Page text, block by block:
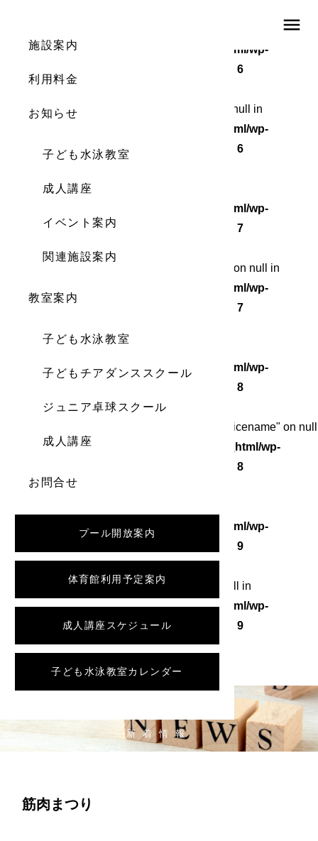
menu
施設案内
利用料金
お知らせ
子ども水泳教室
成人講座
イベント案内
関連施設案内
教室案内
子ども水泳教室
子どもチアダンススクール
ジュニア卓球スクール
成人講座
お問合せ
プール開放案内
体育館利用予定案内
成人講座スケジュール
子ども水泳教室カレンダー
/home/wordstock/numasupo.com/public_html/wp-
6
Warning: Attempt to read property "cat_ID" on null in
/home/wordstock/numasupo.com/public_html/wp-
content/themes/numaspo/single.php
6
Warning: Undefined array key 0 in
/home/wordstock/numasupo.com/public_html/wp-
content/themes/numaspo/single.php
7
: Attempt to read property "cat_name" on null in
/home/wordstock/numasupo.com/public_html/wp-
content/themes/numaspo/single.php
7
: Undefined array key 0 in
/home/wordstock/numasupo.com/public_html/wp-
8
: Attempt to read property "category_nicename" on null
/home/wordstock/numasupo.com/public_html/wp-
8
/home/wordstock/numasupo.com/public_html/wp-
9
: Attempt to read property "slug" on null in
/home/wordstock/numasupo.com/public_html/wp-
content/themes/numaspo/single.php
9
新着情報
筋肉まつり